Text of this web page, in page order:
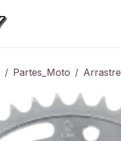
Partes_Moto Arrastre